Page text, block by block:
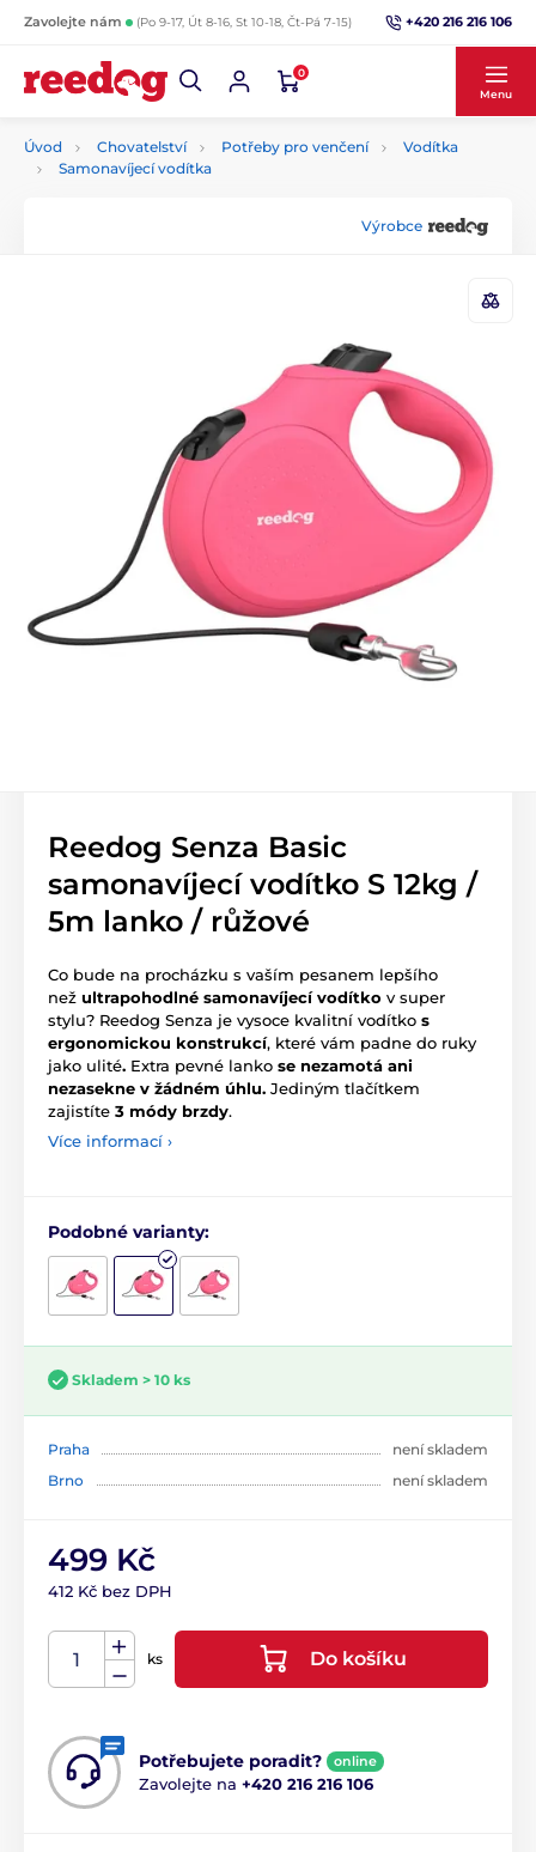
Zavolejte nám (Po 9-17, Út 8-16, St 10-18, Čt-Pá 7-15) +420 216 216 106
0
Menu
Úvod Chovatelství Potřeby pro venčení
Vodítka
Samonavíjecí vodítka
Výrobce
Reedog Senza Basic
samonavíjecí vodítko S 12kg /
5m lanko / růžové
Co bude na procházku s vaším pesanem lepšího
než ultrapohodlné samonavíjecí vodítko v super
stylu? Reedog Senza je vysoce kvalitní vodítko s
ergonomickou konstrukcí, které vám padne do ruky
jako ulité. Extra pevné lanko se nezamotá ani
nezasekne v žádném úhlu. Jediným tlačítkem
zajistíte 3 módy brzdy.
Více informací ›
Podobné varianty:
Skladem > 10 ks
Praha
není skladem
Brno
není skladem
499 Kč
412 Kč bez DPH
ks Do košíku
Potřebujete poradit? online
Zavolejte na +420 216 216 106